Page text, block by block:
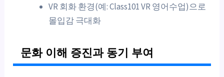
VR 회화 환경(예: Class101 VR 영어수업)으로
몰입감 극대화
문화 이해 증진과 동기 부여